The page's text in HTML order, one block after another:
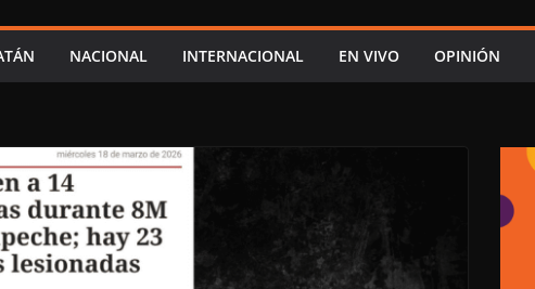
VERGÜENZA!
EN CAMPECHE Y NADIE
NACIONAL INTERNACIONAL EN VIVO OPINIÓN